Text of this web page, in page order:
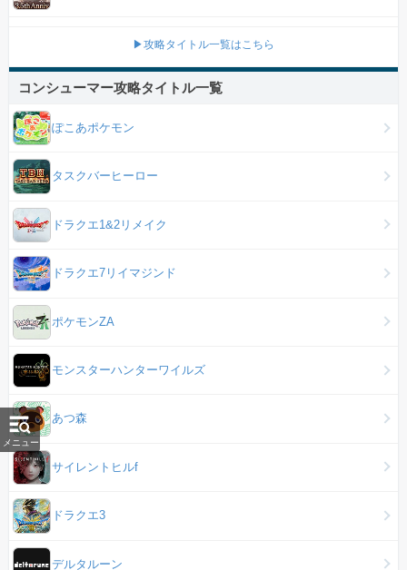
▶攻略タイトル一覧はこちら
コンシューマー攻略タイトル一覧
ぽこあポケモン
タスクバーヒーロー
ドラクエ1&2リメイク
ドラクエ7リイマジンド
ポケモンZA
モンスターハンターワイルズ
あつ森
サイレントヒルf
ドラクエ3
デルタルーン
メニュー